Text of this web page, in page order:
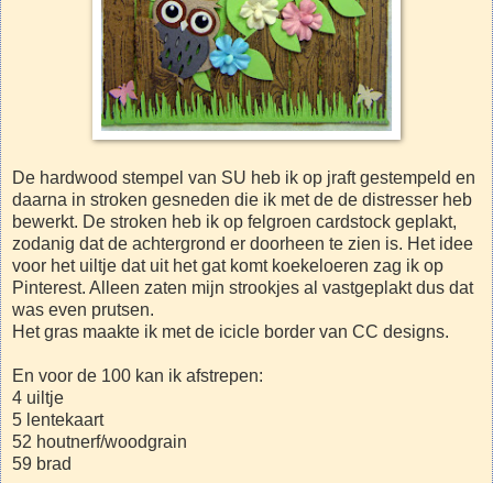
De hardwood stempel van SU heb ik op jraft gestempeld en
daarna in stroken gesneden die ik met de de distresser heb
bewerkt. De stroken heb ik op felgroen cardstock geplakt,
zodanig dat de achtergrond er doorheen te zien is. Het idee
voor het uiltje dat uit het gat komt koekeloeren zag ik op
Pinterest. Alleen zaten mijn strookjes al vastgeplakt dus dat
was even prutsen.
Het gras maakte ik met de icicle border van CC designs.
En voor de 100 kan ik afstrepen:
4 uiltje
5 lentekaart
52 houtnerf/woodgrain
59 brad